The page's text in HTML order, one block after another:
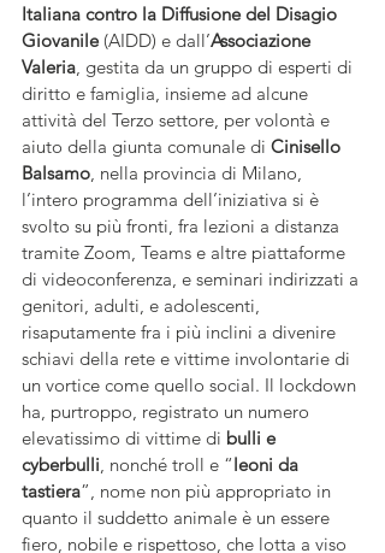
Italiana contro la Diffusione del Disagio
Giovanile (AIDD) e dall’Associazione
Valeria, gestita da un gruppo di esperti di
diritto e famiglia, insieme ad alcune
attività del Terzo settore, per volontà e
aiuto della giunta comunale di Cinisello
Balsamo, nella provincia di Milano,
l’intero programma dell’iniziativa si è
svolto su più fronti, fra lezioni a distanza
tramite Zoom, Teams e altre piattaforme
di videoconferenza, e seminari indirizzati a
genitori, adulti, e adolescenti,
risaputamente fra i più inclini a divenire
schiavi della rete e vittime involontarie di
un vortice come quello social. Il lockdown
ha, purtroppo, registrato un numero
elevatissimo di vittime di bulli e
cyberbulli, nonché troll e “leoni da
tastiera”, nome non più appropriato in
quanto il suddetto animale è un essere
fiero, nobile e rispettoso, che lotta a viso